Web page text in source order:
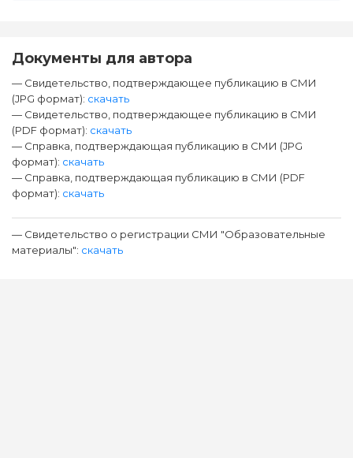
Документы для автора
— Свидетельство, подтверждающее публикацию в СМИ
(JPG формат): скачать
— Свидетельство, подтверждающее публикацию в СМИ
(PDF формат): скачать
— Справка, подтверждающая публикацию в СМИ (JPG
формат): скачать
— Справка, подтверждающая публикацию в СМИ (PDF
формат): скачать
— Свидетельство о регистрации СМИ "Образовательные
материалы": скачать